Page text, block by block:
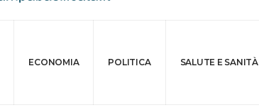
ECONOMIA POLITICA SALUTE E SANITÀ